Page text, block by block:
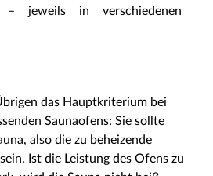
– jeweils in verschiedenen
das Hauptkriterium bei
Saunaofens: Sie sollte
also die zu beheizende
Ist die Leistung des Ofens zu